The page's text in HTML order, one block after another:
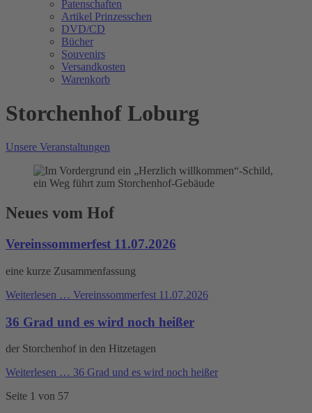
Patenschaften
Artikel Prinzesschen
DVD/CD
Bücher
Souvenirs
Versandkosten
Warenkorb
Storchenhof Loburg
Unsere Veranstaltungen
Neues vom Hof
Vereinssommerfest 11.07.2026
eine kurze Zusammenfassung
Weiterlesen … Vereinssommerfest 11.07.2026
36 Grad und es wird noch heißer
der Storchenhof in den Hitzetagen
Weiterlesen … 36 Grad und es wird noch heißer
Seite 1 von 57